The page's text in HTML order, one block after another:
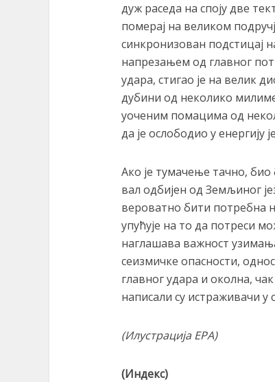
дуж раседа на споју две
померај на великом
синкронизован подстицај
напрезањем од главног
удара, стигао је на велик
дубини од неколико
уоченим помацима од
да је ослободио у енергију
Ако је тумачење тачно,
вал одбијен од Земљиног
вероватно бити потребна
упућује на то да потреси
наглашава важност
сеизмичке опасности,
главног удара и околна,
написали су истраживачи у
(Илустрација ЕPА)
(Индекс)